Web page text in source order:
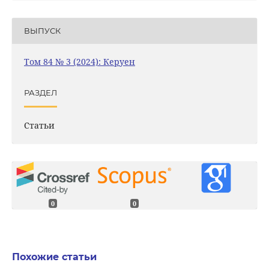
ВЫПУСК
Том 84 № 3 (2024): Керуен
РАЗДЕЛ
Статьи
0 0
Похожие статьи